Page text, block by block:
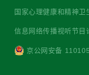
国家心理健康和精神
信息网络传播视听节
京公网安备